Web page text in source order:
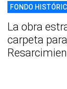
FONDO
La obra
carpeta